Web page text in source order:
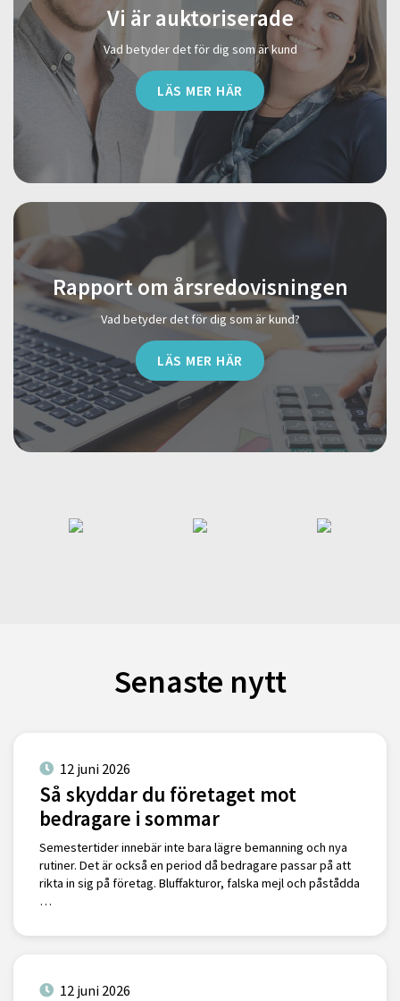
Vi är auktoriserade
Vad betyder det för dig som är kund
LÄS MER HÄR
Rapport om årsredovisningen
Vad betyder det för dig som är kund?
LÄS MER HÄR
Senaste nytt
12 juni 2026
Så skyddar du företaget mot
bedragare i sommar
Semestertider innebär inte bara lägre bemanning och nya
rutiner. Det är också en period då bedragare passar på att
rikta in sig på företag. Bluffakturor, falska mejl och påstådda
…
12 juni 2026